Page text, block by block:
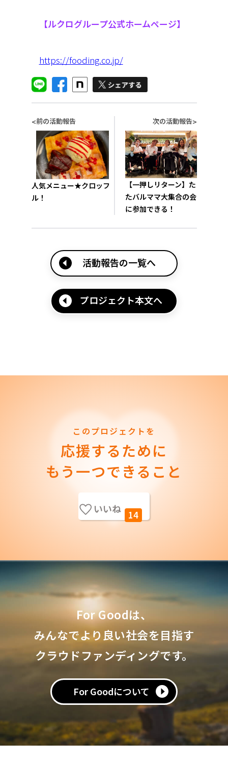
【ルクログループ公式ホームページ】
https://fooding.co.jp/
<前の活動報告
人気メニュー★クロッフ
ル！
【一押しリターン】た
たバルママ大集合の会
に参加できる！
次の活動報告>
活動報告の一覧へ
プロジェクト本文へ
このプロジェクトを
応援するために
もう一つできること
いいね 14
For Goodは、
みんなでより良い社会を目指す
クラウドファンディングです。
For Goodについて